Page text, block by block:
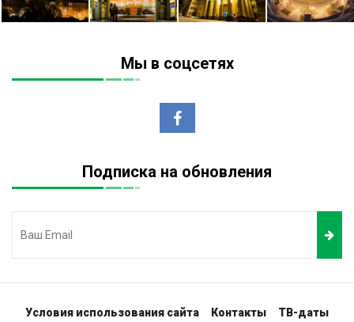
Мы в соцсетях
Подписка на обновления
Условия использования сайта Контакты ТВ-даты